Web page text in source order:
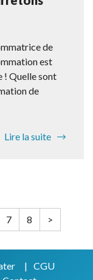
de
est
! Quelle sont
de
Lire la suite
7 8 >
CGU